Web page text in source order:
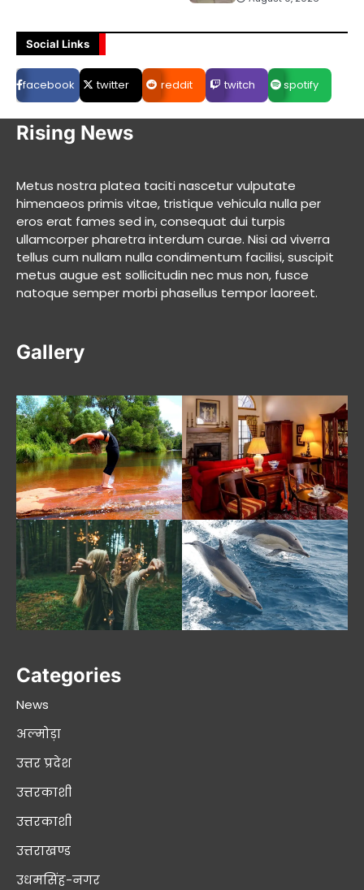
Social Links
facebook twitter reddit twitch spotify
Rising News
Metus nostra platea taciti nascetur vulputate
himenaeos primis vitae, tristique vehicula nulla per
eros erat fames sed in, consequat dui turpis
ullamcorper pharetra interdum curae. Nisi ad viverra
tellus cum nullam nulla condimentum facilisi, suscipit
metus augue est sollicitudin nec mus non, fusce
natoque semper morbi phasellus tempor laoreet.
Gallery
Categories
News
अल्मोड़ा
उत्तर प्रदेश
उत्तरकाशी
उत्तरकाशी
उत्तराखण्ड
उधमसिंह-नगर